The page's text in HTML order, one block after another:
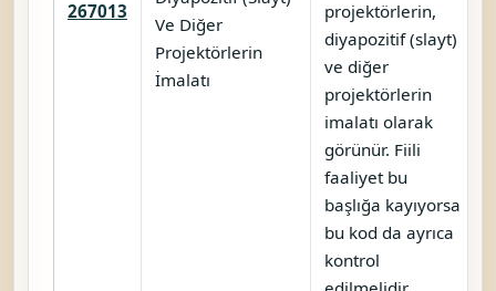
267013
Ve Diğer
Projektörlerin
İmalatı
projektörlerin,
diyapozitif (slayt)
ve diğer
projektörlerin
imalatı olarak
görünür. Fiili
faaliyet bu
başlığa kayıyorsa
bu kod da ayrıca
kontrol